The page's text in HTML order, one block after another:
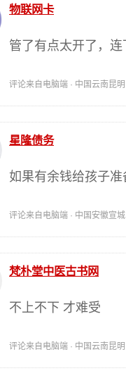
物联网卡
管了有点太开了，
评论来自电脑端 · 中国云南昆
星隆债务
如果有余钱给孩子
评论来自电脑端 · 中国安徽宣
梵朴堂中医古书网
不上不下 才难受
评论来自电脑端 · 中国云南昆